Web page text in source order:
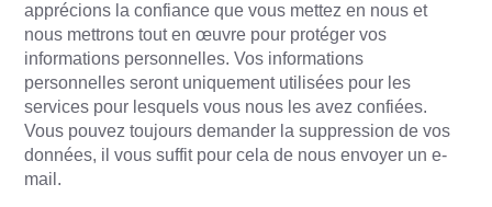
apprécions la confiance que vous mettez en nous et
nous mettrons tout en œuvre pour protéger vos
informations personnelles. Vos informations
personnelles seront uniquement utilisées pour les
services pour lesquels vous nous les avez confiées.
Vous pouvez toujours demander la suppression de vos
données, il vous suffit pour cela de nous envoyer un e-
mail.